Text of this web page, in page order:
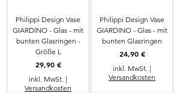
Philippi Design Vase
GIARDINO - Glas - mit
bunten Glasringen -
Größe L
Preis
29,90 €
inkl. MwSt. |
Versandkosten
Philippi Design Vase
GIARDINO - Glas - mit
bunten Glasringen
Preis
24,90 €
inkl. MwSt. |
Versandkosten